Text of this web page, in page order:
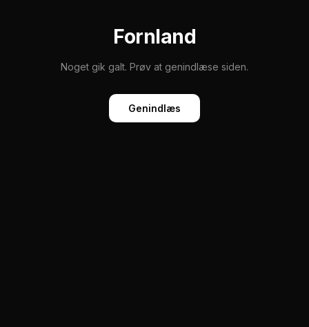
Fornland
Noget gik galt. Prøv at genindlæse siden.
Genindlæs